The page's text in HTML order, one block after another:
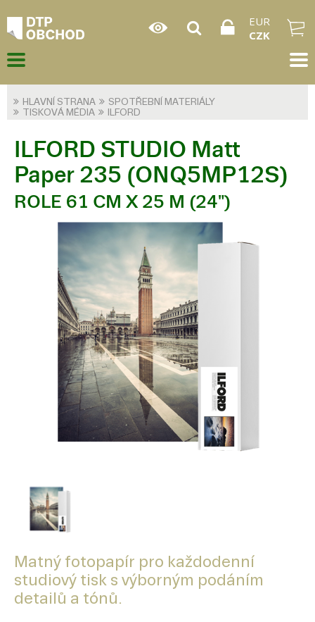
EUR
CZK
HLAVNÍ STRANA
SPOTŘEBNÍ MATERIÁLY
TISKOVÁ MÉDIA
ILFORD
ILFORD STUDIO Matt
Paper 235 (ONQ5MP12S)
ROLE 61 CM X 25 M (24")
Matný fotopapír pro každodenní
studiový tisk s výborným podáním
detailů a tónů.